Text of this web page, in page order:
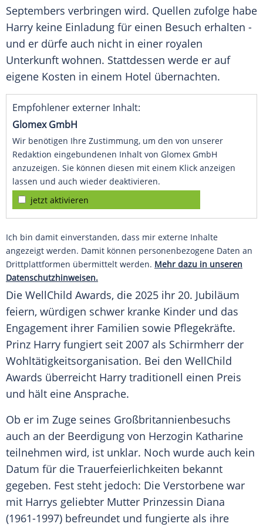
Septembers verbringen wird. Quellen zufolge habe
Harry keine Einladung für einen Besuch erhalten -
und er dürfe auch nicht in einer royalen
Unterkunft wohnen. Stattdessen werde er auf
eigene Kosten in einem Hotel übernachten.
Empfohlener externer Inhalt:
Glomex GmbH
Wir benötigen Ihre Zustimmung, um den von unserer
Redaktion eingebundenen Inhalt von Glomex GmbH
anzuzeigen. Sie können diesen mit einem Klick anzeigen
lassen und auch wieder deaktivieren.
jetzt aktivieren
Ich bin damit einverstanden, dass mir externe Inhalte
angezeigt werden. Damit können personenbezogene Daten an
Drittplattformen übermittelt werden. Mehr dazu in unseren
Datenschutzhinweisen.
Die WellChild Awards, die 2025 ihr 20. Jubiläum
feiern, würdigen schwer kranke Kinder und das
Engagement ihrer Familien sowie Pflegekräfte.
Prinz Harry fungiert seit 2007 als Schirmherr der
Wohltätigkeitsorganisation. Bei den WellChild
Awards überreicht Harry traditionell einen Preis
und hält eine Ansprache.
Ob er im Zuge seines Großbritannienbesuchs
auch an der Beerdigung von Herzogin Katharine
teilnehmen wird, ist unklar. Noch wurde auch kein
Datum für die Trauerfeierlichkeiten bekannt
gegeben. Fest steht jedoch: Die Verstorbene war
mit Harrys geliebter Mutter Prinzessin Diana
(1961-1997) befreundet und fungierte als ihre